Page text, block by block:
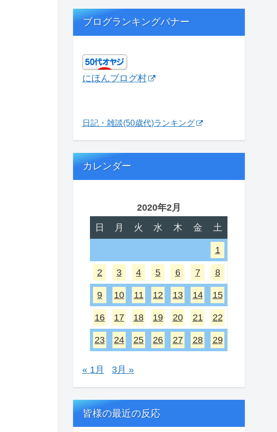
ブログランキングバナー
にほんブログ村
日記・雑談(50歳代)ランキング
カレンダー
2020年2月
日
月 火 水 木 金 土
1
2 3 4 5 6 7 8
9 10 11 12 13 14 15
16 17 18 19 20 21 22
23 24 25 26 27 28 29
« 1月 3月 »
皆様の最近の反応